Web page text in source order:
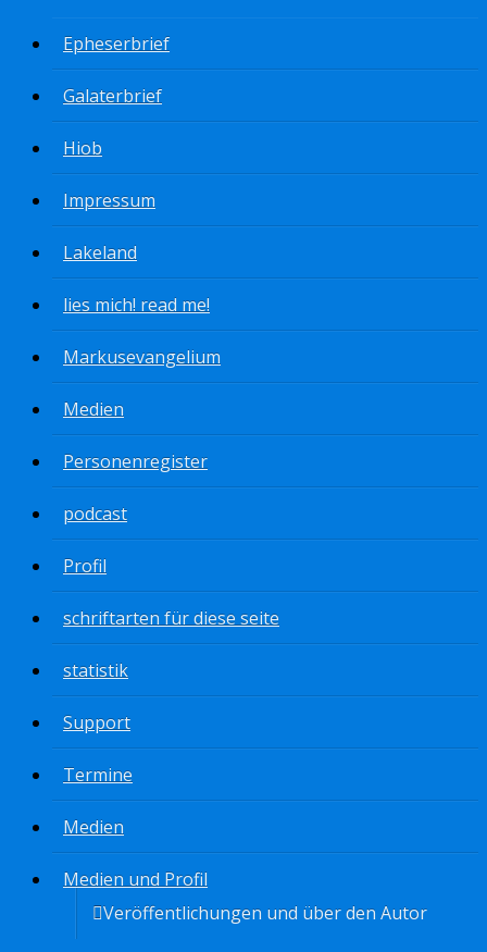
Epheserbrief
Galaterbrief
Hiob
Impressum
Lakeland
lies mich! read me!
Markusevangelium
Medien
Personenregister
podcast
Profil
schriftarten für diese seite
statistik
Support
Termine
Medien
Medien und Profil
Veröffentlichungen und über den Autor